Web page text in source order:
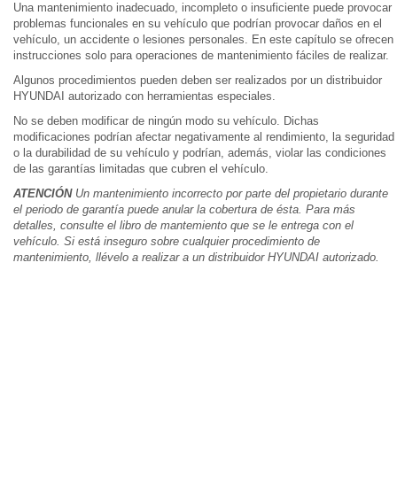
Una mantenimiento inadecuado, incompleto o insuficiente puede provocar
problemas funcionales en su vehículo que podrían provocar daños en el
vehículo, un accidente o lesiones personales. En este capítulo se ofrecen
instrucciones solo para operaciones de mantenimiento fáciles de realizar.
Algunos procedimientos pueden deben ser realizados por un distribuidor
HYUNDAI autorizado con herramientas especiales.
No se deben modificar de ningún modo su vehículo. Dichas
modificaciones podrían afectar negativamente al rendimiento, la seguridad
o la durabilidad de su vehículo y podrían, además, violar las condiciones
de las garantías limitadas que cubren el vehículo.
ATENCIÓNUn mantenimiento incorrecto por parte del propietario durante
el periodo de garantía puede anular la cobertura de ésta. Para más
detalles, consulte el libro de mantemiento que se le entrega con el
vehículo. Si está inseguro sobre cualquier procedimiento de
mantenimiento, llévelo a realizar a un distribuidor HYUNDAI autorizado.